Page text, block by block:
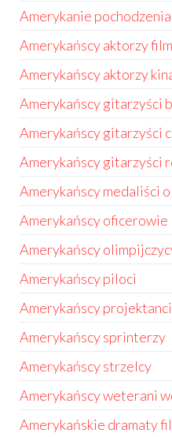
Amerykanie
Amerykańscy aktorzy
Amerykańscy aktorzy
Amerykańscy gitarzyści
Amerykańscy gitarzyści
Amerykańscy gitarzyści
Amerykańscy medaliści
Amerykańscy oficerowie
Amerykańscy
Amerykańscy piloci
Amerykańscy
Amerykańscy sprinterzy
Amerykańscy strzelcy
Amerykańscy weterani
Amerykańskie dramaty